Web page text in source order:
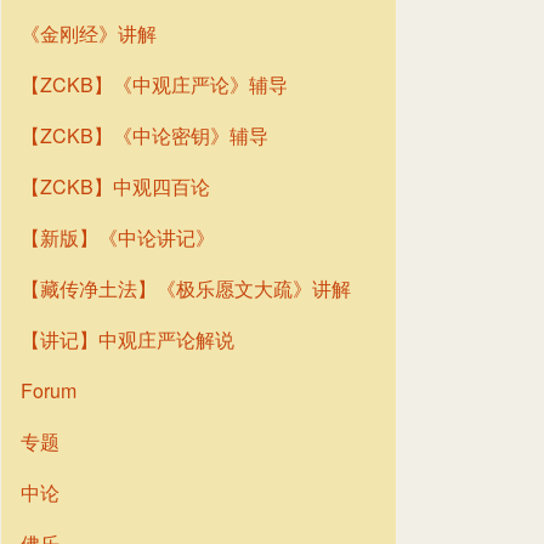
《金刚经》讲解
【ZCKB】《中观庄严论》辅导
【ZCKB】《中论密钥》辅导
【ZCKB】中观四百论
【新版】《中论讲记》
【藏传净土法】《极乐愿文大疏》讲解
【讲记】中观庄严论解说
Forum
专题
中论